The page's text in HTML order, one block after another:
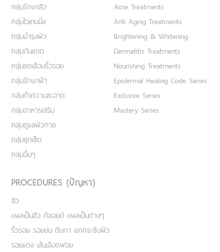
กลุ่มรักษาสิว
กลุ่มไวเทนนิ่ง
กลุ่มบำรุงผิว
กลุ่มกันแดด
กลุ่มลดเลือนริ้วรอย
กลุ่มรักษาฝ้า
กลุ่มทำความสะอาด
กลุ่มอาหารเสริม
กลุ่มดูแลผิวกาย
กลุ่มชุดเซ็ต
กลุ่มอื่นๆ
Acne Treatments
Anti Aging Treatments
Brightening & Whitening
Dermatitis Treatments
Nourishing Treatments
Epidermal Healing Code Series
Exclusive Series
Mastery Series
PROCEDURES (ปัญหา)
สิว
แผลเป็นสิว คีลอยด์ แผลเป็นต่างๆ
ริ้วรอย รอยย่น ตีนกา ยกกระชับผิว
รอยแดง เส้นเลือดฟอย